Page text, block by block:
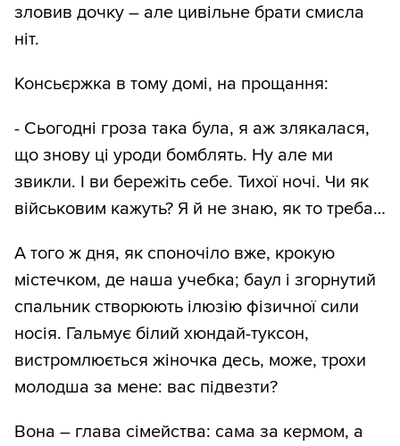
зловив дочку – але цивільне брати смисла
ніт.
Консьєржка в тому домі, на прощання:
- Сьогодні гроза така була, я аж злякалася,
що знову ці уроди бомблять. Ну але ми
звикли. І ви бережіть себе. Тихої ночі. Чи як
військовим кажуть? Я й не знаю, як то треба…
А того ж дня, як споночіло вже, крокую
містечком, де наша учебка; баул і згорнутий
спальник створюють ілюзію фізичної сили
носія. Гальмує білий хюндай-туксон,
вистромлюється жіночка десь, може, трохи
молодша за мене: вас підвезти?
Вона – глава сімейства: сама за кермом, а